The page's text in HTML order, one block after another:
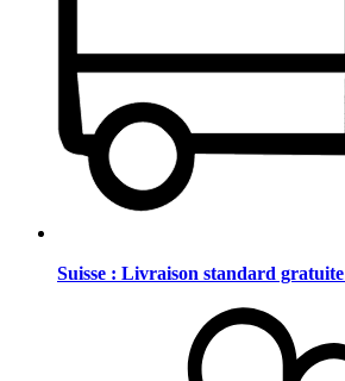
Suisse : Livraison standard gratuite